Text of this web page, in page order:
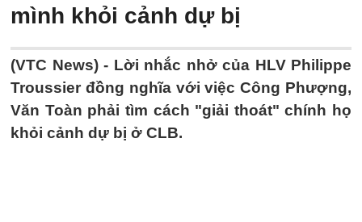
mình khỏi cảnh dự bị
(VTC News) - Lời nhắc nhở của HLV Philippe
Troussier đồng nghĩa với việc Công Phượng,
Văn Toàn phải tìm cách "giải thoát" chính họ
khỏi cảnh dự bị ở CLB.